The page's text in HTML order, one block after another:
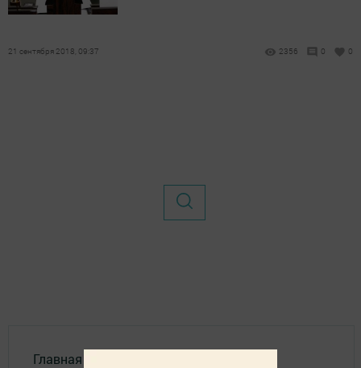
21 сентября 2018, 09:37 2356 0 0
Главная